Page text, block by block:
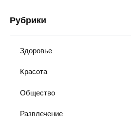
Рубрики
Здоровье
Красота
Общество
Развлечение